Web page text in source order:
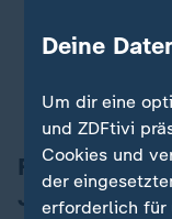
haben,
Fehlende
Juden
Deine
Um dir eine
und ZDFtivi
Cookies und
der
erforderlich für